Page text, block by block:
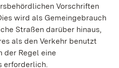
Vorschriften
wird als Gemeingebrauch
Straßen darüber hinaus,
als den Verkehr benutzt
der Regel eine
erforderlich.